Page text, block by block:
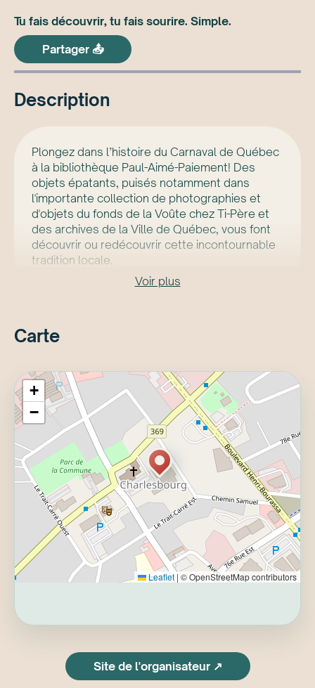
Tu fais découvrir, tu fais sourire. Simple.
Partager 📤
Description
Plongez dans l’histoire du Carnaval de Québec
à la bibliothèque Paul-Aimé-Paiement! Des
objets épatants, puisés notamment dans
l'importante collection de photographies et
d'objets du fonds de la Voûte chez Ti-Père et
des archives de la Ville de Québec, vous font
découvrir ou redécouvrir cette incontournable
tradition locale.
Voir plus
Carte
+
−
Leaflet | © OpenStreetMap contributors
Site de l'organisateur ↗